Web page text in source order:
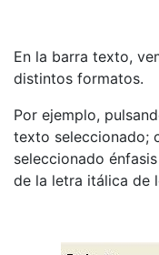
En la barra texto,
distintos formatos.
Por ejemplo,
texto seleccionado;
seleccionado
de la letra itálica de